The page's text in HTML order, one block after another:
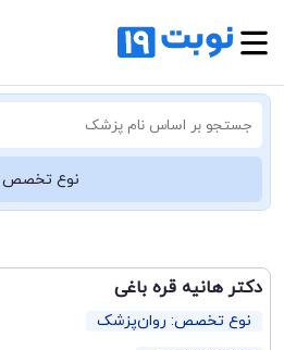
نوع تخصص
دکتر هانیه قره باغی
نوع تخصص: روان‌پزشک